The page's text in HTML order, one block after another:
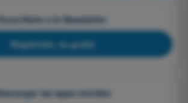
Suscríbete a la Newsletter
Regístrate, es gratis
las apps móviles